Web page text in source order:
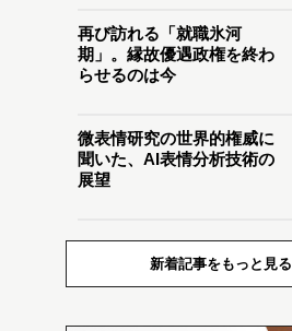
再び訪れる「就職氷河
期」。縁故優遇政権を終わ
らせるのは今
微表情研究の世界的権威に
聞いた、AI表情分析技術の
展望
新着記事をもっと見る